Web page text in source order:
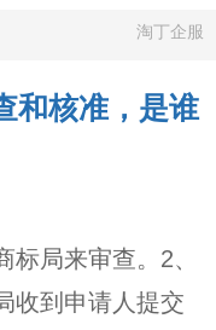
淘丁企服
和核准，是谁
局来审查。2、
收到申请人提交